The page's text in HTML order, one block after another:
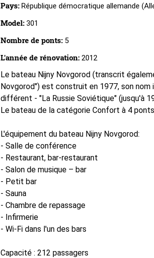
Pays: République démocratique allemande
Model: 301
Nombre de ponts: 5
L'année de rénovation: 2012
Le bateau Nijny Novgorod (transcrit
Novgorod") est construit en 1977, son nom
différent - "La Russie Soviétique" (jusqu'à
Le bateau de la catégorie Confort à 4
L'équipement du bateau Nijny Novgorod:
- Salle de conférence
- Restaurant, bar-restaurant
- Salon de musique – bar
- Petit bar
- Sauna
- Chambre de repassage
- Infirmerie
- Wi-Fi dans l'un des bars
Capacité : 212 passagers